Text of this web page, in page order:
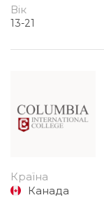
Вік
13-21
Країна
Канада